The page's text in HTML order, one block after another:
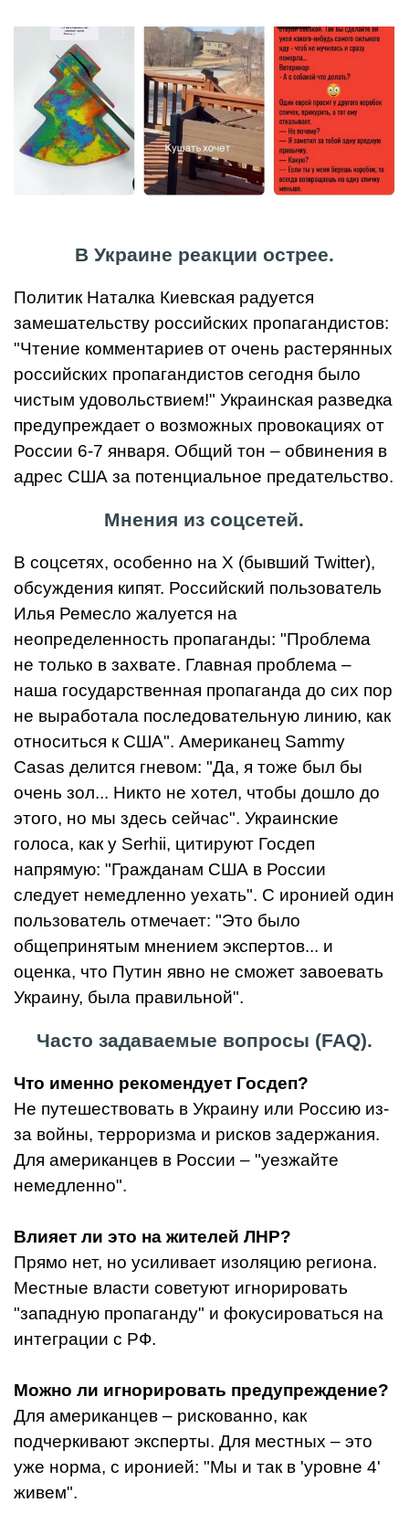
В Украине реакции острее.
Политик Наталка Киевская радуется
замешательству российских пропагандистов:
"Чтение комментариев от очень растерянных
российских пропагандистов сегодня было
чистым удовольствием!" Украинская разведка
предупреждает о возможных провокациях от
России 6-7 января. Общий тон – обвинения в
адрес США за потенциальное предательство.
Мнения из соцсетей.
В соцсетях, особенно на X (бывший Twitter),
обсуждения кипят. Российский пользователь
Илья Ремесло жалуется на
неопределенность пропаганды: "Проблема
не только в захвате. Главная проблема –
наша государственная пропаганда до сих пор
не выработала последовательную линию, как
относиться к США". Американец Sammy
Casas делится гневом: "Да, я тоже был бы
очень зол... Никто не хотел, чтобы дошло до
этого, но мы здесь сейчас". Украинские
голоса, как у Serhii, цитируют Госдеп
напрямую: "Гражданам США в России
следует немедленно уехать". С иронией один
пользователь отмечает: "Это было
общепринятым мнением экспертов... и
оценка, что Путин явно не сможет завоевать
Украину, была правильной".
Часто задаваемые вопросы (FAQ).
Что именно рекомендует Госдеп?
Не путешествовать в Украину или Россию из-
за войны, терроризма и рисков задержания.
Для американцев в России – "уезжайте
немедленно".
Влияет ли это на жителей ЛНР?
Прямо нет, но усиливает изоляцию региона.
Местные власти советуют игнорировать
"западную пропаганду" и фокусироваться на
интеграции с РФ.
Можно ли игнорировать предупреждение?
Для американцев – рискованно, как
подчеркивают эксперты. Для местных – это
уже норма, с иронией: "Мы и так в 'уровне 4'
живем".